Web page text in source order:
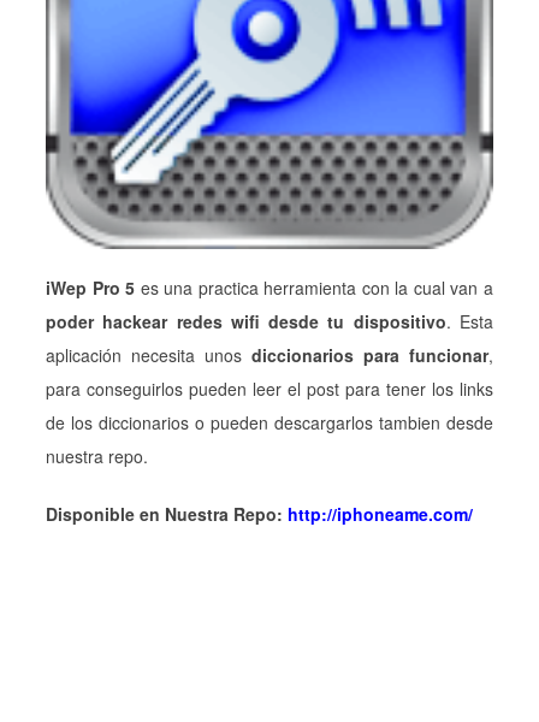
iWep Pro 5 es una practica herramienta con la cual van a
poder hackear redes wifi desde tu dispositivo. Esta
aplicación necesita unos diccionarios para funcionar,
para conseguirlos pueden leer el post para tener los links
de los diccionarios o pueden descargarlos tambien desde
nuestra repo.
Disponible en Nuestra Repo: http://iphoneame.com/